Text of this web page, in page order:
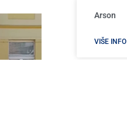
Arson
VIŠE INFO